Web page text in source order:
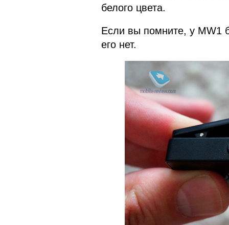
белого цвета.
Если вы помните, у MW1
его нет.